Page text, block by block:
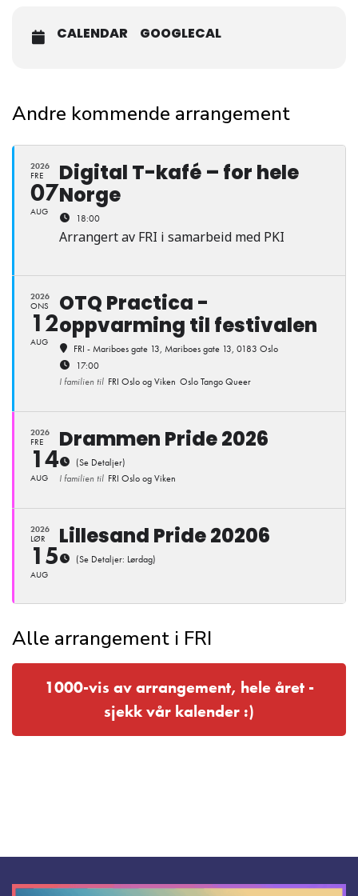
CALENDAR GOOGLECAL
Andre kommende arrangement
2026
FRE
07
AUG
Digital T-kafé – for hele
Norge
18:00
Arrangert av FRI i samarbeid med PKI
2026
ONS
12
AUG
OTQ Practica -
oppvarming til festivalen
FRI - Mariboes gate 13, Mariboes gate 13, 0183 Oslo
17:00
I familien til FRI Oslo og Viken Oslo Tango Queer
2026
FRE
14
AUG
Drammen Pride 2026
(Se Detaljer)
I familien til FRI Oslo og Viken
2026
LØR
15
AUG
Lillesand Pride 20206
(Se Detaljer: Lørdag)
Alle arrangement i FRI
1000-vis av arrangement, hele året -
sjekk vår kalender :)